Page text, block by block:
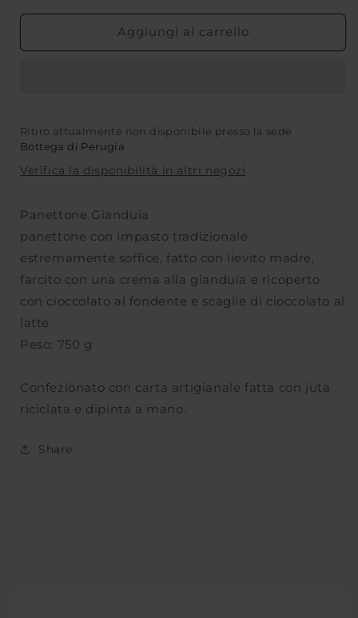
per
Gianduia
Solidale
-
Altromercato
per
Panettone
Gianduia
Solidale
-
Altromercato
Aggiungi al carrello
Ritiro attualmente non disponibile presso la sede
Bottega di Perugia
Verifica la disponibilità in altri negozi
Panettone Gianduia
panettone con impasto tradizionale
estremamente soffice, fatto con lievito madre,
farcito con una crema alla gianduia e ricoperto
con cioccolato al fondente e scaglie di cioccolato al
latte.
Peso: 750 g
Confezionato con carta artigianale fatta con juta
riciclata e dipinta a mano.
Share